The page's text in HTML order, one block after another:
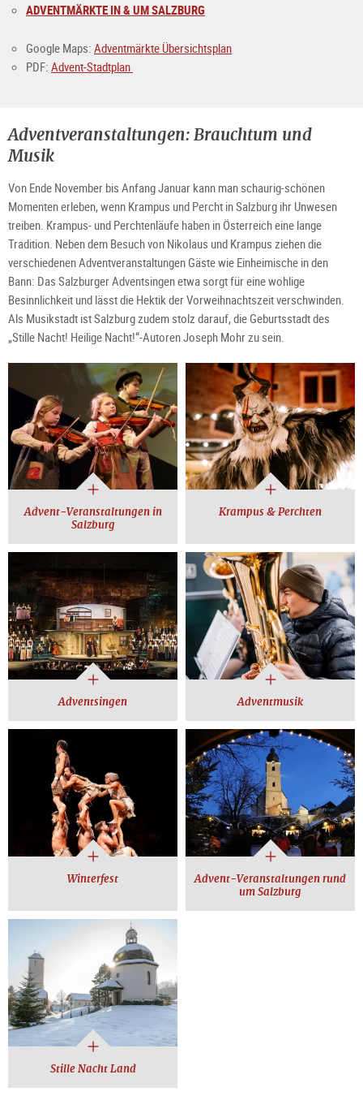
ADVENTMÄRKTE IN & UM SALZBURG
Google Maps: Adventmärkte Übersichtsplan
PDF: Advent-Stadtplan
Adventveranstaltungen: Brauchtum und
Musik
Von Ende November bis Anfang Januar kann man schaurig-schönen
Momenten erleben, wenn Krampus und Percht in Salzburg ihr Unwesen
treiben. Krampus- und Perchtenläufe haben in Österreich eine lange
Tradition. Neben dem Besuch von Nikolaus und Krampus ziehen die
verschiedenen Adventveranstaltungen Gäste wie Einheimische in den
Bann: Das Salzburger Adventsingen etwa sorgt für eine wohlige
Besinnlichkeit und lässt die Hektik der Vorweihnachtszeit verschwinden.
Als Musikstadt ist Salzburg zudem stolz darauf, die Geburtsstadt des
„Stille Nacht! Heilige Nacht!“-Autoren Joseph Mohr zu sein.
Advent-Veranstaltungen in
Salzburg
Krampus & Perchten
Adventsingen Adventmusik
Winterfest
Advent-Veranstaltungen rund
um Salzburg
Stille Nacht Land